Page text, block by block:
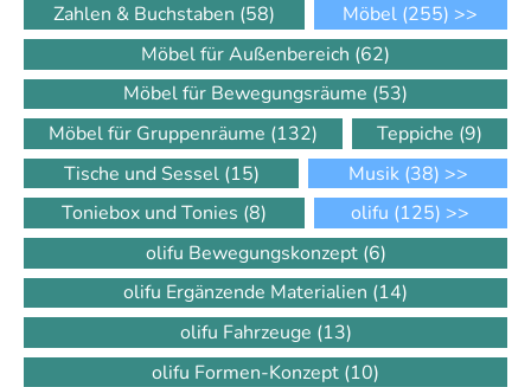
Zahlen & Buchstaben (58) Möbel (255) >>
Möbel für Außenbereich (62)
Möbel für Bewegungsräume (53)
Möbel für Gruppenräume (132) Teppiche (9)
Tische und Sessel (15) Musik (38) >>
Toniebox und Tonies (8) olifu (125) >>
olifu Bewegungskonzept (6)
olifu Ergänzende Materialien (14)
olifu Fahrzeuge (13)
olifu Formen-Konzept (10)